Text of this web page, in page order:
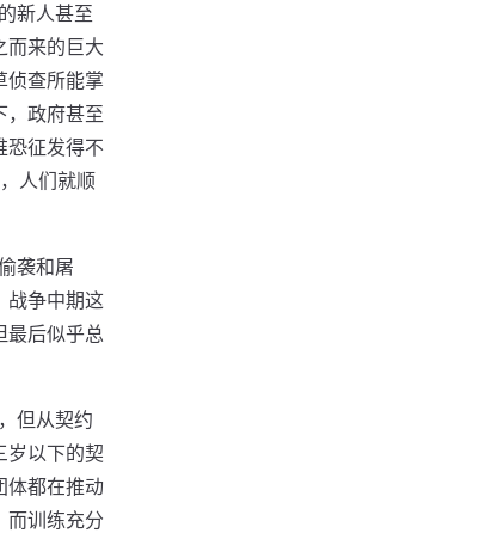
新人甚至
而来的巨大
侦查所能掌
，政府甚至
恐征发得不
人们就顺
袭和屠
战争中期这
最后似乎总
但从契约
岁以下的契
体都在推动
而训练充分